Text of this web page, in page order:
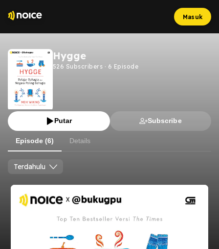
Masuk
Hygge
526 Subscribers · 6 Episode
Putar Subscribe
Episode (6) Details
Terdahulu